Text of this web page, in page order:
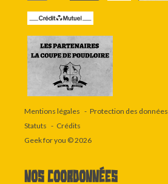
Mentions légales
Protection des données
Statuts
Crédits
Geek for you © 2026
Nos coordonnées